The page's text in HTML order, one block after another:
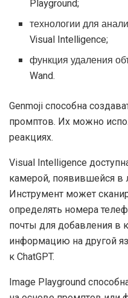
Если голосовой
самостоятельно
обратиться к платформе
Дополнительно
платформа для
Playground;
Visual Intelligence;
функция удаления
Wand.
Genmoji способна
промптов. Их можно
реакциях.
Visual Intelligence